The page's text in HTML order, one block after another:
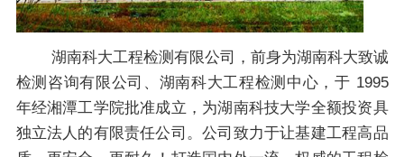
湖南科大工程检测有限公司，前身为湖南科大致诚
检测咨询有限公司、湖南科大工程检测中心，于 1995
年经湘潭工学院批准成立，为湖南科技大学全额投资具
独立法人的有限责任公司。公司致力于让基建工程高品